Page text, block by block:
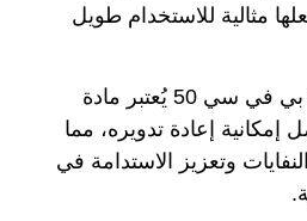
مثالية للاستخدام طويل
بي في سي 50 يُعتبر مادة
إمكانية إعادة تدويره، مما
وتعزيز الاستدامة في